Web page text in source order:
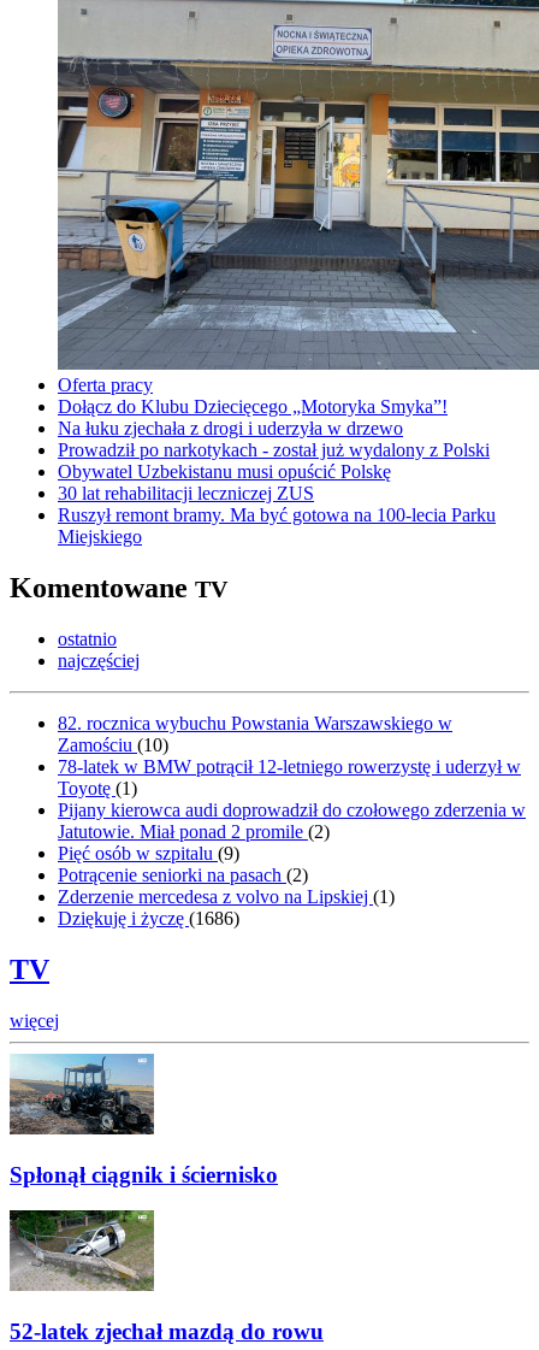
Oferta pracy
Dołącz do Klubu Dziecięcego „Motoryka Smyka”!
Na łuku zjechała z drogi i uderzyła w drzewo
Prowadził po narkotykach - został już wydalony z Polski
Obywatel Uzbekistanu musi opuścić Polskę
30 lat rehabilitacji leczniczej ZUS
Ruszył remont bramy. Ma być gotowa na 100-lecia Parku
Miejskiego
Komentowane TV
ostatnio
najczęściej
82. rocznica wybuchu Powstania Warszawskiego w
Zamościu (10)
78-latek w BMW potrącił 12-letniego rowerzystę i uderzył w
Toyotę (1)
Pijany kierowca audi doprowadził do czołowego zderzenia w
Jatutowie. Miał ponad 2 promile (2)
Pięć osób w szpitalu (9)
Potrącenie seniorki na pasach (2)
Zderzenie mercedesa z volvo na Lipskiej (1)
Dziękuję i życzę (1686)
TV
więcej
Spłonął ciągnik i ściernisko
52-latek zjechał mazdą do rowu